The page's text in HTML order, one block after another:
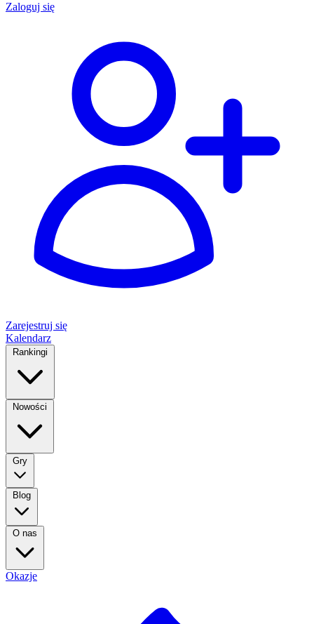
Zaloguj się
Zarejestruj się
Kalendarz
Rankingi
Nowości
Gry
Blog
O nas
Okazje